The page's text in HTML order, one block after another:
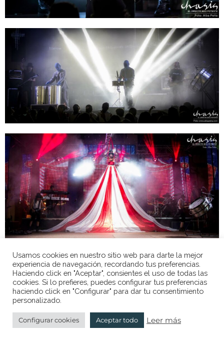
© Alba Peña Fotografía 2026
Fotografía de festivales de danza
Fotografía para escuelas de danza
Fotolibros
Aviso Legal
Usamos cookies en nuestro sitio web para darte la mejor
experiencia de navegación, recordando tus preferencias.
Haciendo click en "Aceptar", consientes el uso de todas las
cookies. Si lo prefieres, puedes configurar tus preferencias
haciendo click en "Configurar" para dar tu consentimiento
personalizado.
Configurar cookies Aceptar todo Leer más